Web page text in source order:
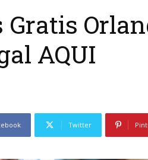
Gratis
AQUI
Twitter